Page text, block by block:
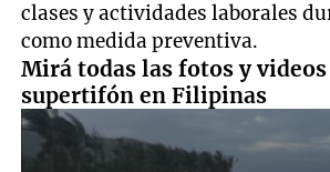
clases y actividades laborales
como medida preventiva.
Mirá todas las fotos y
supertifón en Filipinas